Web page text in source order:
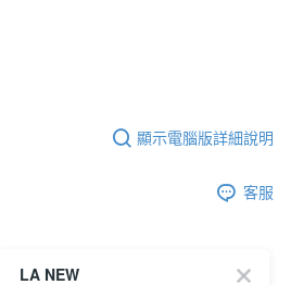
顯示電腦版詳細說明
客服
LA NEW